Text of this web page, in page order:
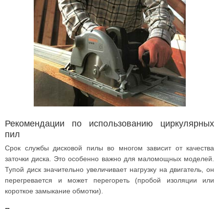
Рекомендации по использованию циркулярных
пил
Срок службы дисковой пилы во многом зависит от качества
заточки диска. Это особенно важно для маломощных моделей.
Тупой диск значительно увеличивает нагрузку на двигатель, он
перегревается и может перегореть (пробой изоляции или
короткое замыкание обмотки).